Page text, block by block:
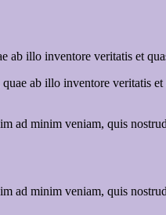
ab illo inventore veritatis et
ab illo inventore veritatis
ad minim veniam, quis
ad minim veniam, quis